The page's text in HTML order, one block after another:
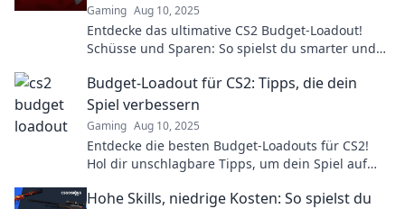
Gaming Aug 10, 2025
Entdecke das ultimative CS2 Budget-Loadout!
Schüsse und Sparen: So spielst du smarter und
Budget-Loadout für CS2: Tipps, die dein
Spiel verbessern
Gaming Aug 10, 2025
Entdecke die besten Budget-Loadouts für CS2!
Hol dir unschlagbare Tipps, um dein Spiel auf
zu dominieren!
Hohe Skills, niedrige Kosten: So spielst du